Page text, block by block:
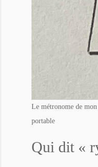
Le métronome de
portable
Qui dit «